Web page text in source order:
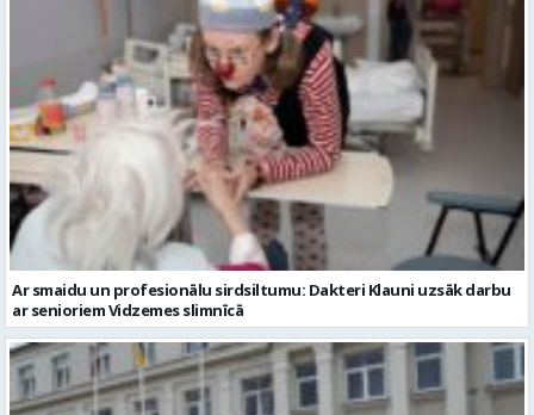
Ar smaidu un profesionālu sirdsiltumu: Dakteri Klauni uzsāk darbu
ar senioriem Vidzemes slimnīcā